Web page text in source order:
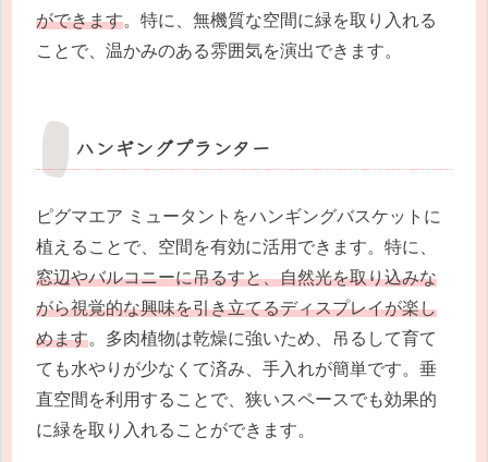
ができます。特に、無機質な空間に緑を取り入れる
ことで、温かみのある雰囲気を演出できます。
ハンギングプランター
ピグマエア ミュータントをハンギングバスケットに
植えることで、空間を有効に活用できます。特に、
窓辺やバルコニーに吊るすと、自然光を取り込みな
がら視覚的な興味を引き立てるディスプレイが楽し
めます。多肉植物は乾燥に強いため、吊るして育て
ても水やりが少なくて済み、手入れが簡単です。垂
直空間を利用することで、狭いスペースでも効果的
に緑を取り入れることができます。